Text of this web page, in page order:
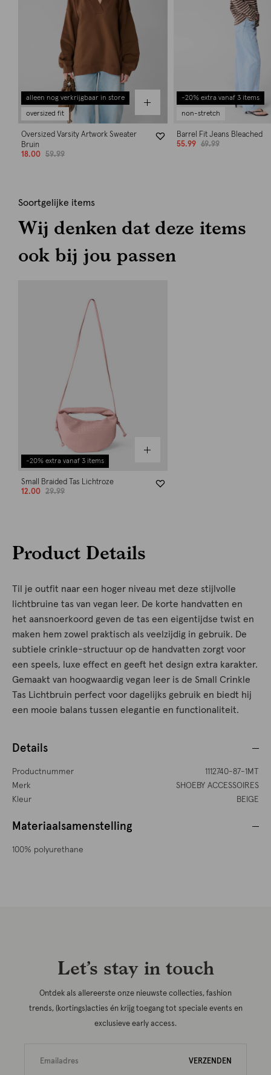
alleen nog verkrijgbaar in store
oversized fit
Oversized Varsity Artwork Sweater
Bruin
18.00
59.99
-20% extra vanaf 3 items
non-stretch
Barrel Fit Jeans Bleached
55.99
69.99
Soortgelijke items
Wij denken dat deze items
ook bij jou passen
-20% extra vanaf 3 items
Small Braided Tas Lichtroze
12.00
29.99
Product Details
Til je outfit naar een hoger niveau met deze stijlvolle
lichtbruine tas van vegan leer. De korte handvatten en
het aansnoerkoord geven de tas een eigentijdse twist en
maken hem zowel praktisch als veelzijdig in gebruik. De
subtiele crinkle-structuur op de handvatten zorgt voor
een speels, luxe effect en geeft het design extra karakter.
Gemaakt van hoogwaardig vegan leer is de Small Crinkle
Tas Lichtbruin perfect voor dagelijks gebruik en biedt hij
een mooie balans tussen elegantie en functionaliteit.
Details
Productnummer
1112740-87-1MT
Merk
SHOEBY ACCESSOIRES
Kleur
BEIGE
Materiaalsamenstelling
100% polyurethane
Let’s stay in touch
Ontdek als allereerste onze nieuwste collecties, fashion
trends, (kortings)acties én krijg toegang tot speciale events en
exclusieve early access.
VERZENDEN